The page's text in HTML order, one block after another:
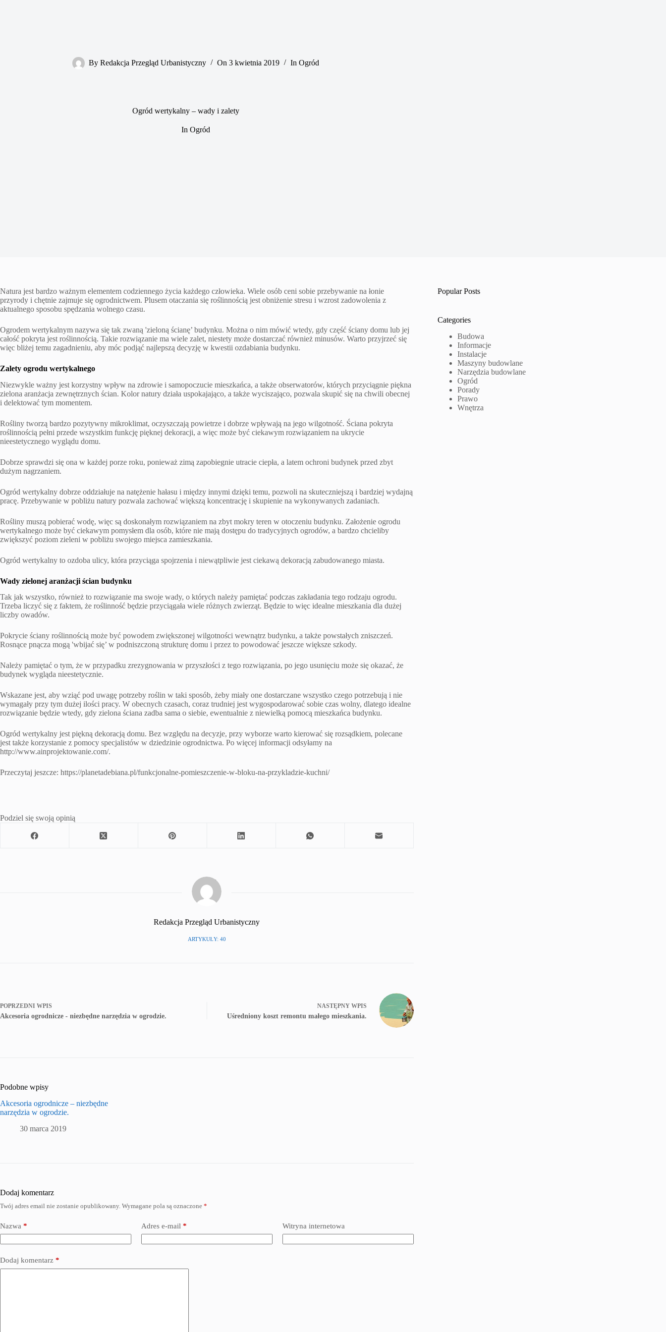
By Redakcja Przegląd Urbanistyczny On 3 kwietnia 2019 In Ogród
Ogród wertykalny – wady i zalety
In Ogród
Natura jest bardzo ważnym elementem codziennego życia każdego człowieka. Wiele osób ceni sobie przebywanie na łonie
przyrody i chętnie zajmuje się ogrodnictwem. Plusem otaczania się roślinnością jest obniżenie stresu i wzrost zadowolenia z
aktualnego sposobu spędzania wolnego czasu.
Ogrodem wertykalnym nazywa się tak zwaną 'zieloną ścianę’ budynku. Można o nim mówić wtedy, gdy część ściany domu lub jej
całość pokryta jest roślinnością. Takie rozwiązanie ma wiele zalet, niestety może dostarczać również minusów. Warto przyjrzeć się
więc bliżej temu zagadnieniu, aby móc podjąć najlepszą decyzję w kwestii ozdabiania budynku.
Zalety ogrodu wertykalnego
Niezwykle ważny jest korzystny wpływ na zdrowie i samopoczucie mieszkańca, a także obserwatorów, których przyciągnie piękna
zielona aranżacja zewnętrznych ścian. Kolor natury działa uspokajająco, a także wyciszająco, pozwala skupić się na chwili obecnej
i delektować tym momentem.
Rośliny tworzą bardzo pozytywny mikroklimat, oczyszczają powietrze i dobrze wpływają na jego wilgotność. Ściana pokryta
roślinnością pełni przede wszystkim funkcję pięknej dekoracji, a więc może być ciekawym rozwiązaniem na ukrycie
nieestetycznego wyglądu domu.
Dobrze sprawdzi się ona w każdej porze roku, ponieważ zimą zapobiegnie utracie ciepła, a latem ochroni budynek przed zbyt
dużym nagrzaniem.
Ogród wertykalny dobrze oddziałuje na natężenie hałasu i między innymi dzięki temu, pozwoli na skuteczniejszą i bardziej wydajną
pracę. Przebywanie w pobliżu natury pozwala zachować większą koncentrację i skupienie na wykonywanych zadaniach.
Rośliny muszą pobierać wodę, więc są doskonałym rozwiązaniem na zbyt mokry teren w otoczeniu budynku. Założenie ogrodu
wertykalnego może być ciekawym pomysłem dla osób, które nie mają dostępu do tradycyjnych ogrodów, a bardzo chcieliby
zwiększyć poziom zieleni w pobliżu swojego miejsca zamieszkania.
Ogród wertykalny to ozdoba ulicy, która przyciąga spojrzenia i niewątpliwie jest ciekawą dekoracją zabudowanego miasta.
Wady zielonej aranżacji ścian budynku
Tak jak wszystko, również to rozwiązanie ma swoje wady, o których należy pamiętać podczas zakładania tego rodzaju ogrodu.
Trzeba liczyć się z faktem, że roślinność będzie przyciągała wiele różnych zwierząt. Będzie to więc idealne mieszkania dla dużej
liczby owadów.
Pokrycie ściany roślinnością może być powodem zwiększonej wilgotności wewnątrz budynku, a także powstałych zniszczeń.
Rosnące pnącza mogą 'wbijać się’ w podniszczoną strukturę domu i przez to powodować jeszcze większe szkody.
Należy pamiętać o tym, że w przypadku zrezygnowania w przyszłości z tego rozwiązania, po jego usunięciu może się okazać, że
budynek wygląda nieestetycznie.
Wskazane jest, aby wziąć pod uwagę potrzeby roślin w taki sposób, żeby miały one dostarczane wszystko czego potrzebują i nie
wymagały przy tym dużej ilości pracy. W obecnych czasach, coraz trudniej jest wygospodarować sobie czas wolny, dlatego idealne
rozwiązanie będzie wtedy, gdy zielona ściana zadba sama o siebie, ewentualnie z niewielką pomocą mieszkańca budynku.
Ogród wertykalny jest piękną dekoracją domu. Bez względu na decyzje, przy wyborze warto kierować się rozsądkiem, polecane
jest także korzystanie z pomocy specjalistów w dziedzinie ogrodnictwa. Po więcej informacji odsyłamy na
http://www.ainprojektowanie.com/.
Przeczytaj jeszcze: https://planetadebiana.pl/funkcjonalne-pomieszczenie-w-bloku-na-przykladzie-kuchni/
Podziel się swoją opinią
Redakcja Przegląd Urbanistyczny
ARTYKUŁY: 40
POPRZEDNI WPIS
Akcesoria ogrodnicze - niezbędne narzędzia w ogrodzie.
NASTĘPNY WPIS
Uśredniony koszt remontu małego mieszkania.
Podobne wpisy
Akcesoria ogrodnicze – niezbędne
narzędzia w ogrodzie.
30 marca 2019
Dodaj komentarz
Twój adres email nie zostanie opublikowany. Wymagane pola są oznaczone *
Nazwa * Adres e-mail * Witryna internetowa
Dodaj komentarz *
Popular Posts
Categories
Budowa
Informacje
Instalacje
Maszyny budowlane
Narzędzia budowlane
Ogród
Porady
Prawo
Wnętrza